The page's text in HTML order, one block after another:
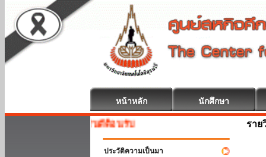
หน้าหลัก นักศึกษา
สหกิจศึกษา ยินดีต้อนรับ
ประวัติความเป็นมา
ราย